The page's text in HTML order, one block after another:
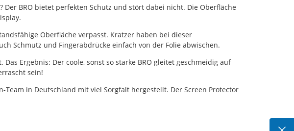
Der BRO bietet perfekten Schutz und stört dabei nicht. Die Oberfläche
Oberfläche verpasst. Kratzer haben bei dieser
Schmutz und Fingerabdrücke einfach von der Folie abwischen.
Ergebnis: Der coole, sonst so starke BRO gleitet geschmeidig auf
sein!
Team in Deutschland mit viel Sorgfalt hergestellt. Der Screen Protector